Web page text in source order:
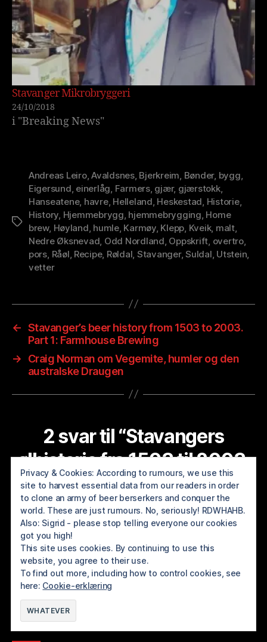
Stavanger Mikrobryggeri
24/10/2018
i "Breaking News"
Stikkord
Andreas Leiro,Avaldsnes, Bjerkreim, Bønder, bygg,
Eigersund, einerlåg, Farmers, gjær, gjærstokk,
Hanseatene, havre, Helleland, Heskestad, Historie,
History, Hjemmebrygg, hjemmebrygging, Home
brew, Høyland, humle, Karmøy, Klepp, Kveik, malt,
Nedre Øksnevad, Odd Nordland, Oppskrift, overtro,
pors, Råøl, Recipe, Røldal, Stavanger,Suldal, Utstein,
vetter
← Stavanger’s beer history from 1503 to 2003.
Part 1: Farmhouse Brewing
→
Craig Norman om Vegemite, humler og den
australske Draugen
2 svar til “Stavangers
ølhistorie fra 1503 til 2003.
Del 1: Hjemmebrygging”
Stavangers ølhistorie fra 1503 til 2003. Del 3: En
by i krig | BREWOLUTION ROGALAND
20/08/2017 kl 15:41
[…] KILDER: Se Del 1 […]
Privacy & Cookies: According to rumours, we use this
site to harvest essential data from our readers in order
to clone an army of beer berserkers and conquer the
world. These are just rumours. No, seriously! RDWHAHB.
Also: Sigrid - please stop telling everyone our cookies
got you high!
This site uses cookies. By continuing to use this
website, you agree to their use.
To find out more, including how to control cookies, see
here: Cookie-erklæring